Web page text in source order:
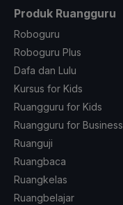
Produk Ruangguru
Roboguru
Roboguru Plus
Dafa dan Lulu
Kursus for Kids
Ruangguru for Kids
Ruangguru for Business
Ruanguji
Ruangbaca
Ruangkelas
Ruangbelajar